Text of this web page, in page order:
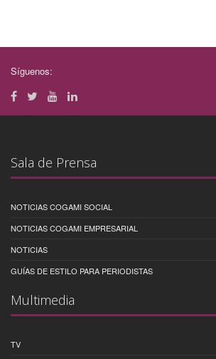
Síguenos:
Sala de Prensa
NOTICIAS COGAMI SOCIAL
NOTICIAS COGAMI EMPRESARIAL
NOTICIAS
GUÍAS DE ESTILO PARA PERIODISTAS
Multimedia
TV